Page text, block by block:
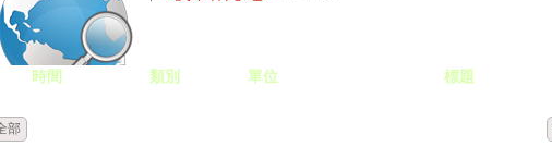
時間 類別 單位 標題
部